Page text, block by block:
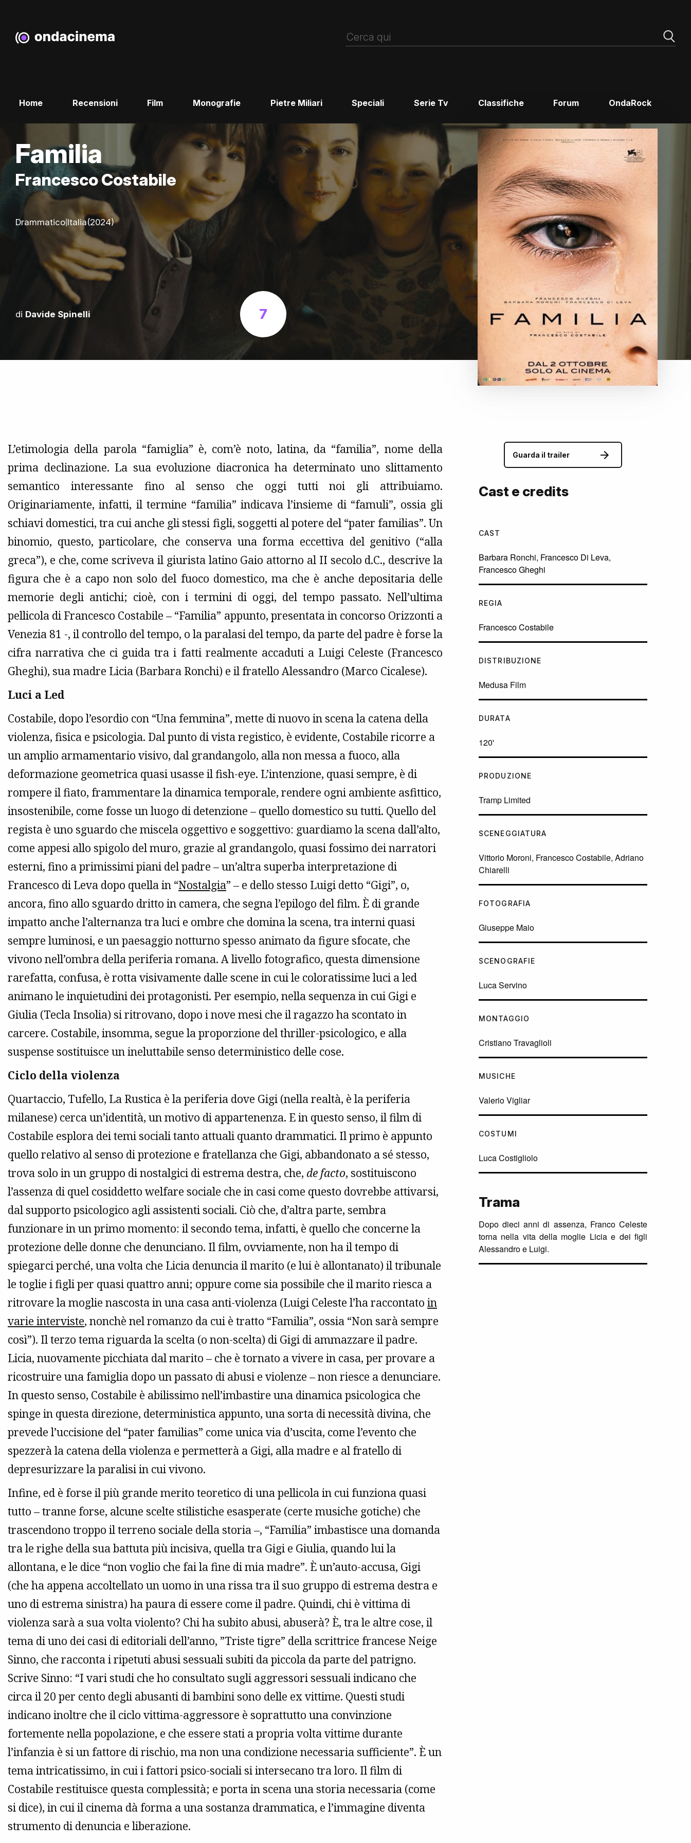
Home Recensioni Film Monografie Pietre Miliari Speciali Serie Tv Classifiche Forum OndaRock
Familia
Francesco Costabile
Drammatico|Italia(2024)
di Davide Spinelli 7
L’etimologia della parola “famiglia” è, com’è noto, latina, da “familia”, nome della
prima declinazione. La sua evoluzione diacronica ha determinato uno slittamento
semantico interessante fino al senso che oggi tutti noi gli attribuiamo.
Originariamente, infatti, il termine “familia” indicava l’insieme di “famuli”, ossia gli
schiavi domestici, tra cui anche gli stessi figli, soggetti al potere del “pater familias”. Un
binomio, questo, particolare, che conserva una forma eccettiva del genitivo (“alla
greca”), e che, come scriveva il giurista latino Gaio attorno al II secolo d.C., descrive la
figura che è a capo non solo del fuoco domestico, ma che è anche depositaria delle
memorie degli antichi; cioè, con i termini di oggi, del tempo passato. Nell’ultima
pellicola di Francesco Costabile – “Familia” appunto, presentata in concorso Orizzonti a
Venezia 81 -, il controllo del tempo, o la paralasi del tempo, da parte del padre è forse la
cifra narrativa che ci guida tra i fatti realmente accaduti a Luigi Celeste (Francesco
Gheghi), sua madre Licia (Barbara Ronchi) e il fratello Alessandro (Marco Cicalese).
Luci a Led
Costabile, dopo l’esordio con “Una femmina”, mette di nuovo in scena la catena della
violenza, fisica e psicologia. Dal punto di vista registico, è evidente, Costabile ricorre a
un amplio armamentario visivo, dal grandangolo, alla non messa a fuoco, alla
deformazione geometrica quasi usasse il fish-eye. L’intenzione, quasi sempre, è di
rompere il fiato, frammentare la dinamica temporale, rendere ogni ambiente asfittico,
insostenibile, come fosse un luogo di detenzione – quello domestico su tutti. Quello del
regista è uno sguardo che miscela oggettivo e soggettivo: guardiamo la scena dall’alto,
come appesi allo spigolo del muro, grazie al grandangolo, quasi fossimo dei narratori
esterni, fino a primissimi piani del padre – un’altra superba interpretazione di
Francesco di Leva dopo quella in “Nostalgia” – e dello stesso Luigi detto “Gigi”, o,
ancora, fino allo sguardo dritto in camera, che segna l’epilogo del film. È di grande
impatto anche l’alternanza tra luci e ombre che domina la scena, tra interni quasi
sempre luminosi, e un paesaggio notturno spesso animato da figure sfocate, che
vivono nell’ombra della periferia romana. A livello fotografico, questa dimensione
rarefatta, confusa, è rotta visivamente dalle scene in cui le coloratissime luci a led
animano le inquietudini dei protagonisti. Per esempio, nella sequenza in cui Gigi e
Giulia (Tecla Insolia) si ritrovano, dopo i nove mesi che il ragazzo ha scontato in
carcere. Costabile, insomma, segue la proporzione del thriller-psicologico, e alla
suspense sostituisce un ineluttabile senso deterministico delle cose.
Ciclo della violenza
Quartaccio, Tufello, La Rustica è la periferia dove Gigi (nella realtà, è la periferia
milanese) cerca un’identità, un motivo di appartenenza. E in questo senso, il film di
Costabile esplora dei temi sociali tanto attuali quanto drammatici. Il primo è appunto
quello relativo al senso di protezione e fratellanza che Gigi, abbandonato a sé stesso,
trova solo in un gruppo di nostalgici di estrema destra, che, de facto, sostituiscono
l’assenza di quel cosiddetto welfare sociale che in casi come questo dovrebbe attivarsi,
dal supporto psicologico agli assistenti sociali. Ciò che, d’altra parte, sembra
funzionare in un primo momento: il secondo tema, infatti, è quello che concerne la
protezione delle donne che denunciano. Il film, ovviamente, non ha il tempo di
spiegarci perché, una volta che Licia denuncia il marito (e lui è allontanato) il tribunale
le toglie i figli per quasi quattro anni; oppure come sia possibile che il marito riesca a
ritrovare la moglie nascosta in una casa anti-violenza (Luigi Celeste l’ha raccontato in
varie interviste, nonchè nel romanzo da cui è tratto “Familia”, ossia “Non sarà sempre
così”). Il terzo tema riguarda la scelta (o non-scelta) di Gigi di ammazzare il padre.
Licia, nuovamente picchiata dal marito – che è tornato a vivere in casa, per provare a
ricostruire una famiglia dopo un passato di abusi e violenze – non riesce a denunciare.
In questo senso, Costabile è abilissimo nell’imbastire una dinamica psicologica che
spinge in questa direzione, deterministica appunto, una sorta di necessità divina, che
prevede l’uccisione del “pater familias” come unica via d’uscita, come l’evento che
spezzerà la catena della violenza e permetterà a Gigi, alla madre e al fratello di
depresurizzare la paralisi in cui vivono.
Infine, ed è forse il più grande merito teoretico di una pellicola in cui funziona quasi
tutto – tranne forse, alcune scelte stilistiche esasperate (certe musiche gotiche) che
trascendono troppo il terreno sociale della storia –, “Familia” imbastisce una domanda
tra le righe della sua battuta più incisiva, quella tra Gigi e Giulia, quando lui la
allontana, e le dice “non voglio che fai la fine di mia madre”. È un’auto-accusa, Gigi
(che ha appena accoltellato un uomo in una rissa tra il suo gruppo di estrema destra e
uno di estrema sinistra) ha paura di essere come il padre. Quindi, chi è vittima di
violenza sarà a sua volta violento? Chi ha subito abusi, abuserà? È, tra le altre cose, il
tema di uno dei casi di editoriali dell’anno, ”Triste tigre” della scrittrice francese Neige
Sinno, che racconta i ripetuti abusi sessuali subiti da piccola da parte del patrigno.
Scrive Sinno: “I vari studi che ho consultato sugli aggressori sessuali indicano che
circa il 20 per cento degli abusanti di bambini sono delle ex vittime. Questi studi
indicano inoltre che il ciclo vittima-aggressore è soprattutto una convinzione
fortemente nella popolazione, e che essere stati a propria volta vittime durante
l’infanzia è si un fattore di rischio, ma non una condizione necessaria sufficiente”. È un
tema intricatissimo, in cui i fattori psico-sociali si intersecano tra loro. Il film di
Costabile restituisce questa complessità; e porta in scena una storia necessaria (come
si dice), in cui il cinema dà forma a una sostanza drammatica, e l’immagine diventa
strumento di denuncia e liberazione.
Guarda il trailer
Cast e credits
CAST
Barbara Ronchi, Francesco Di Leva,
Francesco Gheghi
REGIA
Francesco Costabile
DISTRIBUZIONE
Medusa Film
DURATA
120'
PRODUZIONE
Tramp Limited
SCENEGGIATURA
Vittorio Moroni, Francesco Costabile, Adriano
Chiarelli
FOTOGRAFIA
Giuseppe Maio
SCENOGRAFIE
Luca Servino
MONTAGGIO
Cristiano Travaglioli
MUSICHE
Valerio Vigliar
COSTUMI
Luca Costigliolo
Trama
Dopo dieci anni di assenza, Franco Celeste
torna nella vita della moglie Licia e dei figli
Alessandro e Luigi.